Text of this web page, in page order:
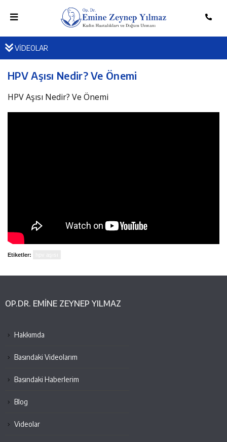
VİDEOLAR
HPV Aşısı Nedir? Ve Önemi
HPV Aşısı Nedir? Ve Önemi
Etiketler:
OP.DR. EMINE ZEYNEP YILMAZ
Hakkımda
Basındaki Videolarım
Basındaki Haberlerim
Blog
Videolar